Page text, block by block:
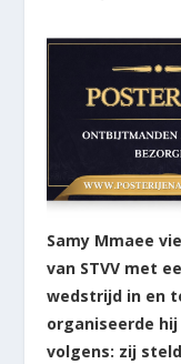
Samy Mmaee
van STVV met
wedstrijd in en
organiseerde
volgens: zij